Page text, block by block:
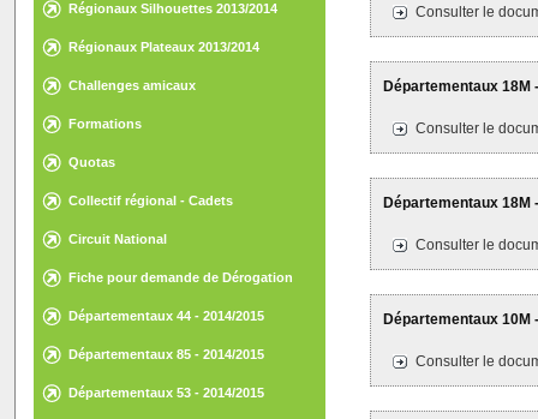
Régionaux Silhouettes 2013/2014
Régionaux Plateaux 2013/2014
Challenges amicaux
Formations
Quotas
Collectif régional - Cadets
Circuit National
Fiche pour demande de Dérogation
Départementaux 44 - 2014/2015
Départementaux 85 - 2014/2015
Départementaux 53 - 2014/2015
Consulter le
Départementaux 18M
Consulter le
Départementaux 18M
Consulter le
Départementaux 10M
Consulter le